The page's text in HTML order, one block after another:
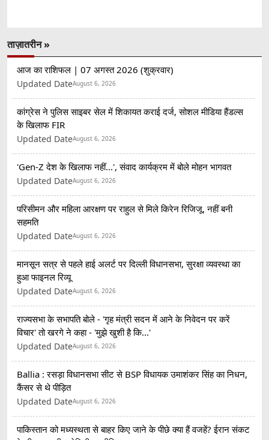
ताज़ातरीन »
आज का राशिफल | 07 अगस्त 2026 (शुक्रवार)
Updated DateAugust 6, 2026
कांग्रेस ने पुलिस साइबर सेल में शिकायत कराई दर्ज, सोशल मीडिया हैंडल्स
के खिलाफ FIR
Updated DateAugust 6, 2026
'Gen-Z देश के खिलाफ नहीं...', संवाद कार्यक्रम में बोले मोहन भागवत
Updated DateAugust 6, 2026
परिसीमन और महिला आरक्षण पर राहुल से मिले किरेन रिजिजू, नहीं बनी
सहमति
Updated DateAugust 6, 2026
मानसून सत्र से पहले हाई अलर्ट पर दिल्ली विधानसभा, सुरक्षा व्यवस्था का
हुआ फाइनल रिव्यू
Updated DateAugust 6, 2026
राज्यसभा के सभापति बोले - 'गृह मंत्री सदन में आने के निवेदन पर करें
विचार' तो खरगे ने कहा - 'मुझे खुशी है कि...'
Updated DateAugust 6, 2026
Ballia : रसड़ा विधानसभा सीट से BSP विधायक उमाशंकर सिंह का निधन,
कैंसर से थे पीड़ित
Updated DateAugust 6, 2026
पाकिस्तान को मध्यस्थता से बाहर किए जाने के पीछे क्या हैं वजहें? ईरान संकट